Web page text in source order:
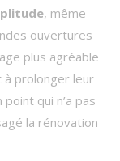
, même
ouvertures
plus agréable
à prolonger leur
qui n’a pas
la rénovation